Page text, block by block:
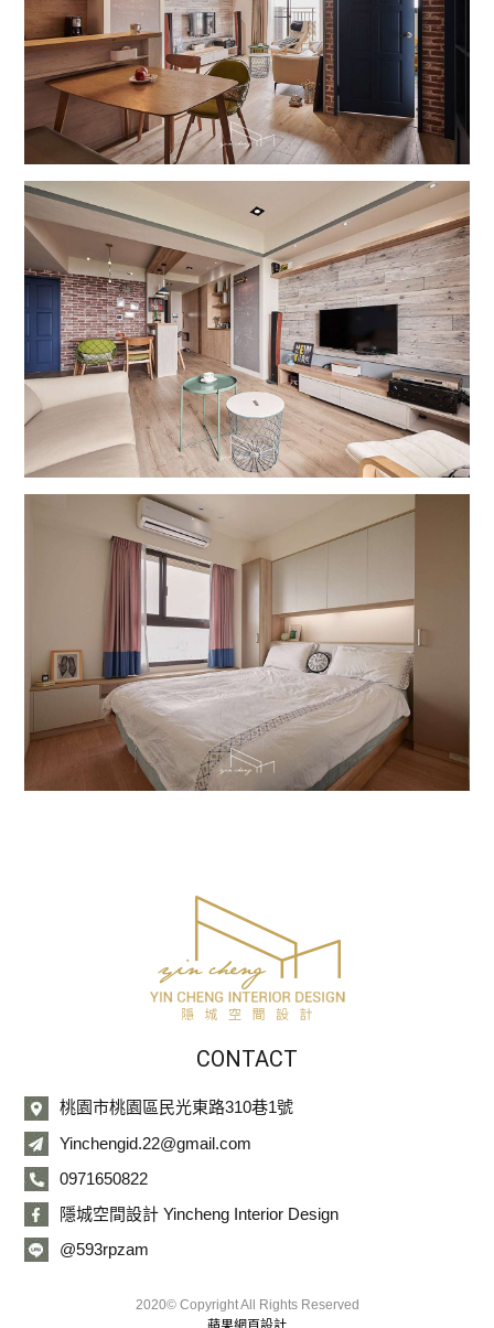
CONTACT
桃園市桃園區民光東路310巷1號
Yinchengid.22@gmail.com
0971650822
隱城空間設計 Yincheng Interior Design
@593rpzam
2020© Copyright All Rights Reserved